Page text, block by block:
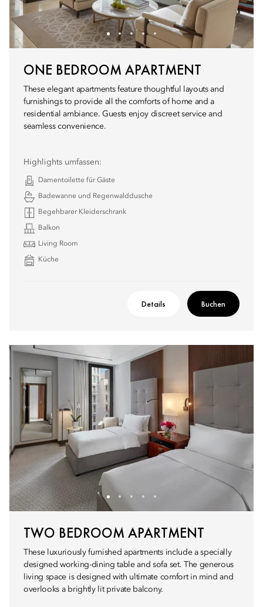
ONE BEDROOM APARTMENT
These elegant apartments feature thoughtful layouts and
furnishings to provide all the comforts of home and a
residential ambiance. Guests enjoy discreet service and
seamless convenience.
Highlights umfassen:
Damentoilette für Gäste
Badewanne und Regenwalddusche
Begehbarer Kleiderschrank
Balkon
Living Room
Küche
Details Buchen
TWO BEDROOM APARTMENT
These luxuriously furnished apartments include a specially
designed working-dining table and sofa set. The generous
living space is designed with ultimate comfort in mind and
overlooks a brightly lit private balcony.